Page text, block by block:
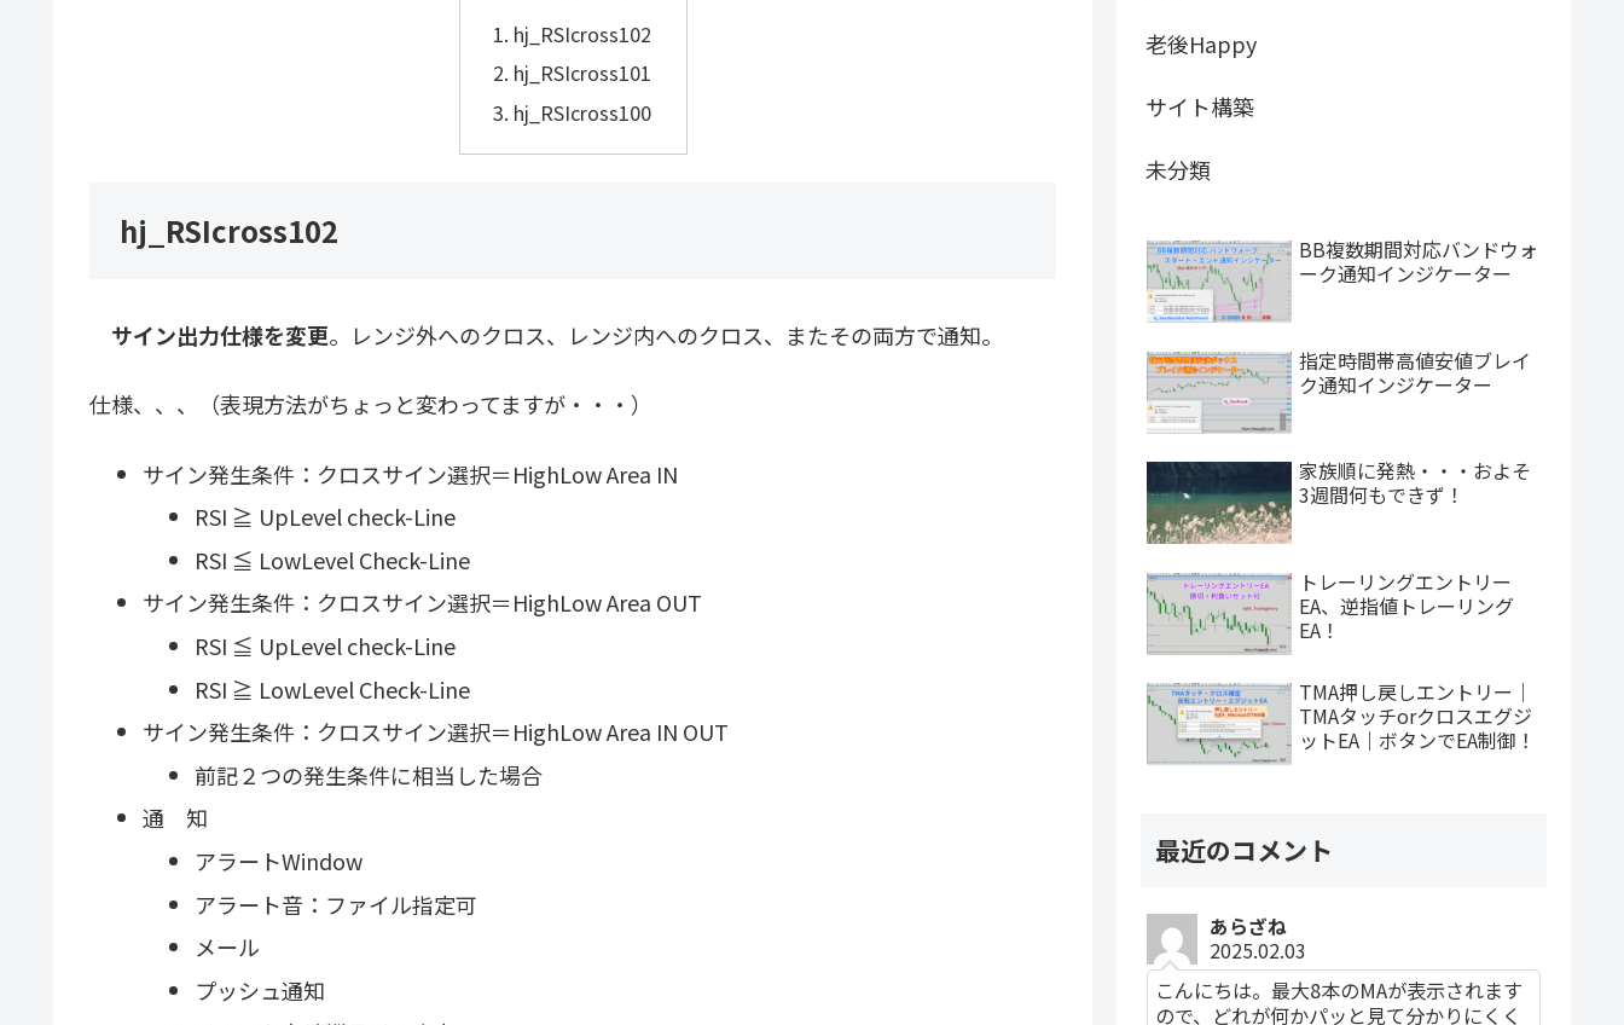
hj_RSIcross102
hj_RSIcross101
hj_RSIcross100
hj_RSIcross102
サイン出力仕様を変更。レンジ外へのクロス、レンジ内へのクロス、またその両方で通知。
仕様、、、（表現方法がちょっと変わってますが・・・）
サイン発生条件：クロスサイン選択＝HighLow Area IN
RSI ≧ UpLevel check-Line
RSI ≦ LowLevel Check-Line
サイン発生条件：クロスサイン選択＝HighLow Area OUT
RSI ≦ UpLevel check-Line
RSI ≧ LowLevel Check-Line
サイン発生条件：クロスサイン選択＝HighLow Area IN OUT
前記２つの発生条件に相当した場合
通 知
アラートWindow
アラート音：ファイル指定可
メール
プッシュ通知
老後Happy
サイト構築
未分類
BB複数期間対応バンドウォ
ーク通知インジケーター
指定時間帯高値安値ブレイ
ク通知インジケーター
家族順に発熱・・・およそ
3週間何もできず！
トレーリングエントリー
EA、逆指値トレーリング
EA！
TMA押し戻しエントリー｜
TMAタッチorクロスエグジ
ットEA｜ボタンでEA制御！
最近のコメント
あらざね
2025.02.03
こんにちは。最大8本のMAが表示されます
ので、どれが何かパッと見て分かりにくく